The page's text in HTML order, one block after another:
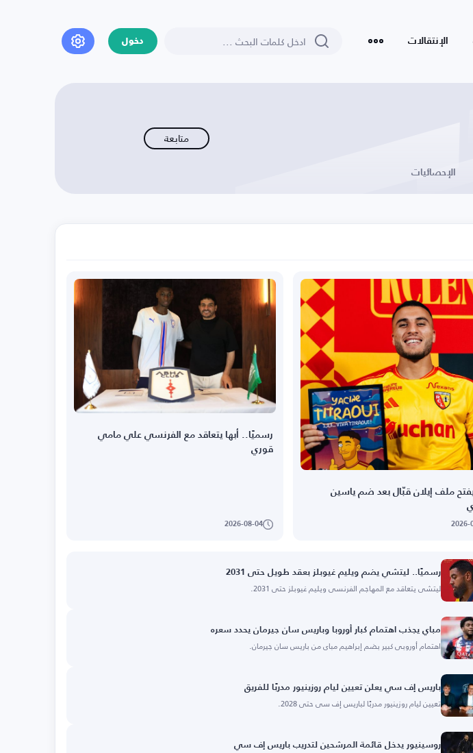
الإنتقالات دخول
متابعة
الإحصائيات
ملف إيلان قبّال بعد ضم ياسين
2026-
رسميًا.. أبها يتعاقد مع الفرنسي علي مامي
قوري
2026-08-04
رسميًا.. ليتشي يضم ويليم غيوبلز بعقد طويل حتى 2031
ليتشي يتعاقد مع المهاجم الفرنسي ويليم غيوبلز حتى 2031.
مباي يجذب اهتمام كبار أوروبا وباريس سان جيرمان يحدد سعره
اهتمام أوروبي كبير بضم إبراهيم مباي من باريس سان جيرمان.
باريس إف سي يعلن تعيين ليام روزينيور مدربًا للفريق
تعيين ليام روزينيور مدربًا لباريس إف سي حتى 2028.
روسينيور يدخل قائمة المرشحين لتدريب باريس إف سي